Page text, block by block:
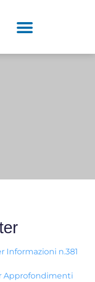
Informazioni n.381
Approfondimenti